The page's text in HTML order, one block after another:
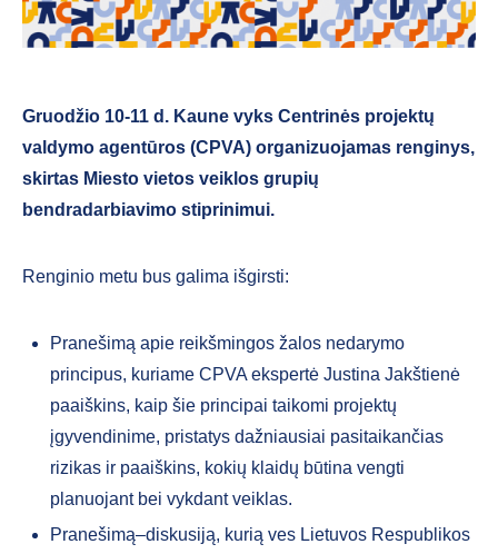
Gruodžio 10-11 d. Kaune vyks Centrinės projektų
valdymo agentūros (CPVA) organizuojamas renginys,
skirtas Miesto vietos veiklos grupių
bendradarbiavimo stiprinimui.
Renginio metu bus galima išgirsti:
Pranešimą apie reikšmingos žalos nedarymo
principus, kuriame CPVA ekspertė Justina Jakštienė
paaiškins, kaip šie principai taikomi projektų
įgyvendinime, pristatys dažniausiai pasitaikančias
rizikas ir paaiškins, kokių klaidų būtina vengti
planuojant bei vykdant veiklas.
Pranešimą–diskusiją, kurią ves Lietuvos Respublikos